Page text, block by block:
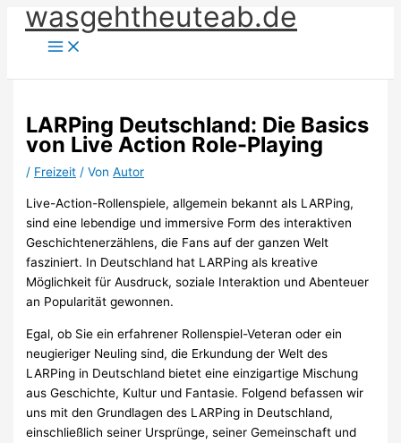
Zum
Inhalt
springen
wasgehtheuteab.de
LARPing Deutschland: Die Basics
von Live Action Role-Playing
/ Freizeit / VonAutor
Live-Action-Rollenspiele, allgemein bekannt als LARPing,
sind eine lebendige und immersive Form des interaktiven
Geschichtenerzählens, die Fans auf der ganzen Welt
fasziniert. In Deutschland hat LARPing als kreative
Möglichkeit für Ausdruck, soziale Interaktion und Abenteuer
an Popularität gewonnen.
Egal, ob Sie ein erfahrener Rollenspiel-Veteran oder ein
neugieriger Neuling sind, die Erkundung der Welt des
LARPing in Deutschland bietet eine einzigartige Mischung
aus Geschichte, Kultur und Fantasie. Folgend befassen wir
uns mit den Grundlagen des LARPing in Deutschland,
einschließlich seiner Ursprünge, seiner Gemeinschaft und